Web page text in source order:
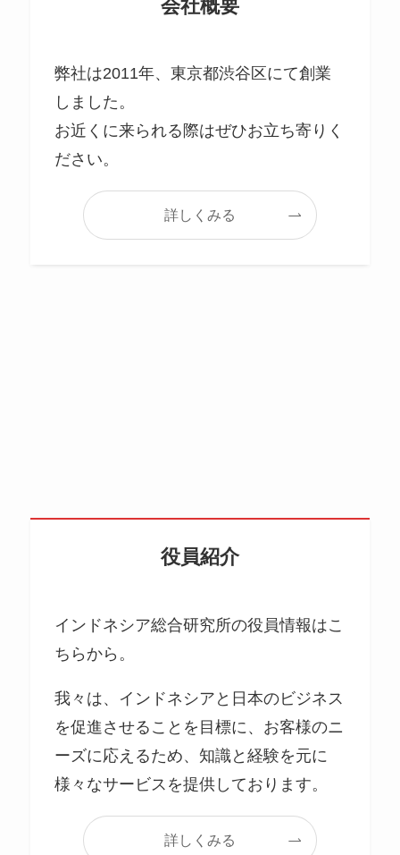
会社概要
弊社は2011年、東京都渋谷区にて創業
しました。
お近くに来られる際はぜひお立ち寄りく
ださい。
詳しくみる
役員紹介
インドネシア総合研究所の役員情報はこ
ちらから。
我々は、インドネシアと日本のビジネス
を促進させることを目標に、お客様のニ
ーズに応えるため、知識と経験を元に
様々なサービスを提供しております。
詳しくみる